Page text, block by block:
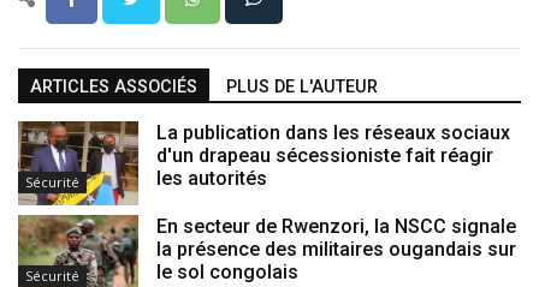
ARTICLES ASSOCIÉS PLUS DE L'AUTEUR
Sécurité
La publication dans les réseaux sociaux
d'un drapeau sécessioniste fait réagir
les autorités
Sécurité
En secteur de Rwenzori, la NSCC signale
la présence des militaires ougandais sur
le sol congolais